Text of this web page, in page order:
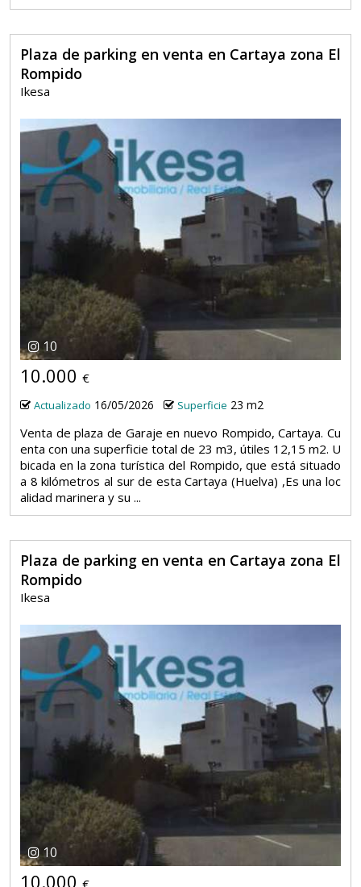
Plaza de parking en venta en Cartaya zona El
Rompido
Ikesa
10
10.000 €
Actualizado 16/05/2026 Superficie 23 m2
Venta de plaza de Garaje en nuevo Rompido, Cartaya. Cu
enta con una superficie total de 23 m3, útiles 12,15 m2. U
bicada en la zona turística del Rompido, que está situado
a 8 kilómetros al sur de esta Cartaya (Huelva) ,Es una loc
alidad marinera y su ...
Plaza de parking en venta en Cartaya zona El
Rompido
Ikesa
10
10.000 €